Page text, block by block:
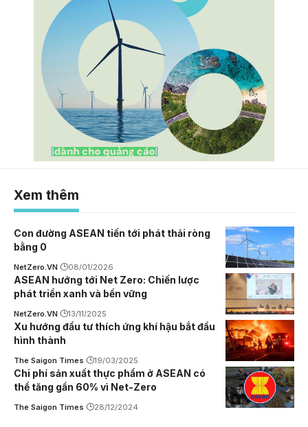
Xem thêm
Con đường ASEAN tiến tới phát thải ròng
bằng 0
NetZero.VN 08/01/2026
ASEAN hướng tới Net Zero: Chiến lược
phát triển xanh và bền vững
NetZero.VN 13/11/2025
Xu hướng đầu tư thích ứng khí hậu bắt đầu
hình thành
The Saigon Times 19/03/2025
Chi phí sản xuất thực phẩm ở ASEAN có
thể tăng gần 60% vì Net-Zero
The Saigon Times 28/12/2024